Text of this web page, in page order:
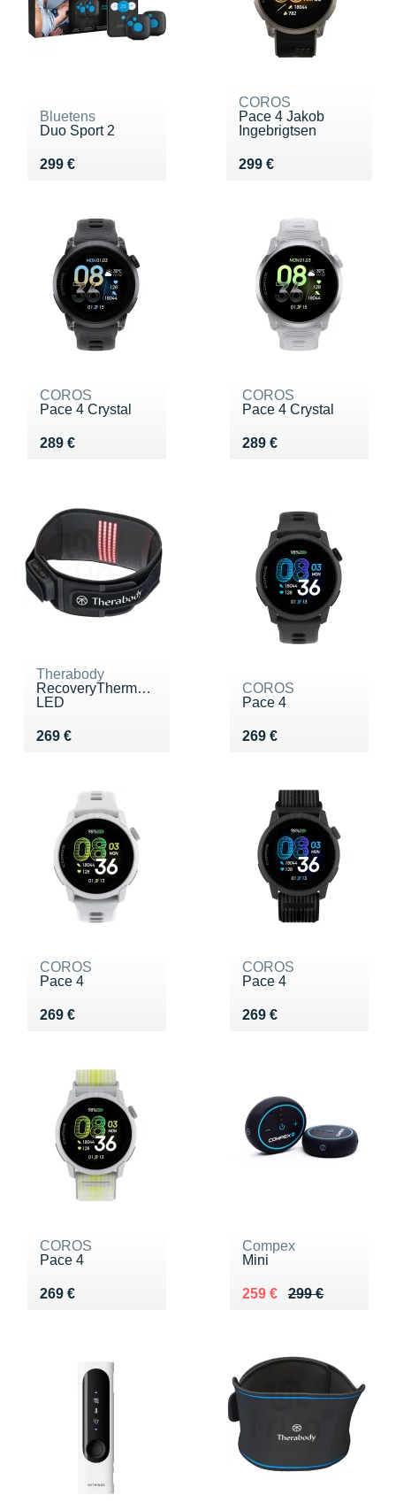
Bluetens
Duo Sport 2
299 €
Vendu 299 €
COROS
Pace 4 Jakob
Ingebrigtsen
299 €
Vendu 299 €
COROS
Pace 4 Crystal
289 €
Vendu 289 €
COROS
Pace 4 Crystal
289 €
Vendu 289 €
Therabody
RecoveryThermback
LED
269 €
Vendu 269 €
COROS
Pace 4
269 €
Vendu 269 €
COROS
Pace 4
269 €
Vendu 269 €
COROS
Pace 4
269 €
Vendu 269 €
COROS
Pace 4
269 €
Vendu 269 €
Compex
Mini
299 €
Au lieu de 299 €
259 €
Vendu 259 €